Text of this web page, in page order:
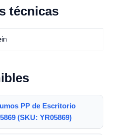
técnicas
PP de Escritorio
(SKU: YR05869)